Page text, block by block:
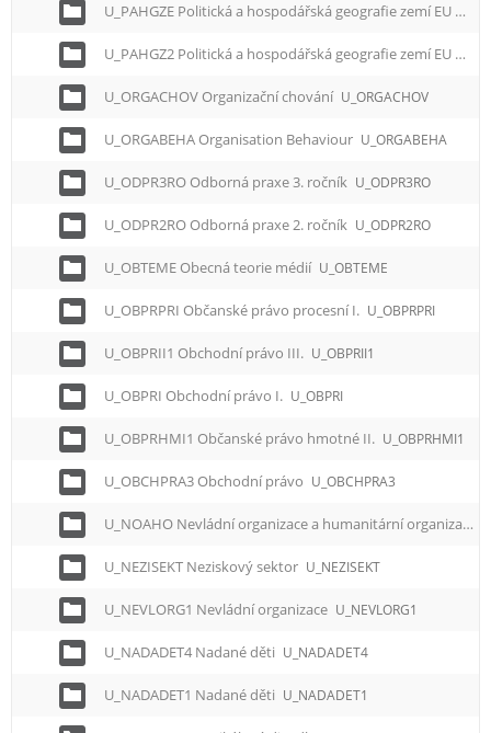
U_PAHGZE Politická a hospodářská geografie zemí EU
U_PAHGZ2 Politická a hospodářská geografie zemí EU
U_ORGACHOV Organizační chování U_ORGACHOV
U_ORGABEHA Organisation Behaviour U_ORGABEHA
U_ODPR3RO Odborná praxe 3. ročník U_ODPR3RO
U_ODPR2RO Odborná praxe 2. ročník U_ODPR2RO
U_OBTEME Obecná teorie médií U_OBTEME
U_OBPRPRI Občanské právo procesní I. U_OBPRPRI
U_OBPRII1 Obchodní právo III. U_OBPRII1
U_OBPRI Obchodní právo I. U_OBPRI
U_OBPRHMI1 Občanské právo hmotné II. U_OBPRHMI1
U_OBCHPRA3 Obchodní právo U_OBCHPRA3
U_NOAHO Nevládní organizace a humanitární organizace
U_NEZISEKT Neziskový sektor U_NEZISEKT
U_NEVLORG1 Nevládní organizace U_NEVLORG1
U_NADADET4 Nadané děti U_NADADET4
U_NADADET1 Nadané děti U_NADADET1